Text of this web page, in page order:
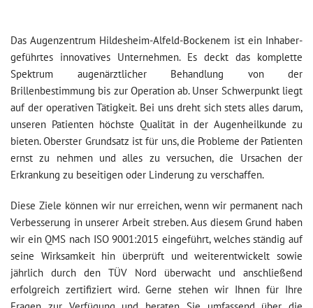
Das Augenzentrum Hildesheim-Alfeld-Bockenem ist ein Inhaber-
geführtes innovatives Unternehmen. Es deckt das komplette
Spektrum augenärztlicher Behandlung von der
Brillenbestimmung bis zur Operation ab. Unser Schwerpunkt liegt
auf der operativen Tätigkeit. Bei uns dreht sich stets alles darum,
unseren Patienten höchste Qualität in der Augenheilkunde zu
bieten. Oberster Grundsatz ist für uns, die Probleme der Patienten
ernst zu nehmen und alles zu versuchen, die Ursachen der
Erkrankung zu beseitigen oder Linderung zu verschaffen.
Diese Ziele können wir nur erreichen, wenn wir permanent nach
Verbesserung in unserer Arbeit streben. Aus diesem Grund haben
wir ein QMS nach ISO 9001:2015 eingeführt, welches ständig auf
seine Wirksamkeit hin überprüft und weiterentwickelt sowie
jährlich durch den TÜV Nord überwacht und anschließend
erfolgreich zertifiziert wird. Gerne stehen wir Ihnen für Ihre